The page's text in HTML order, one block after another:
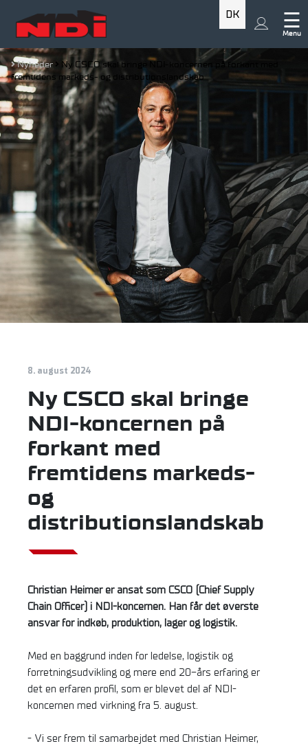
☰
Menu
DK
Nyheder
Ny CSCO skal bringe NDI-koncernen på forkant med
fremtidens markeds- og distributionslandskab
8. august 2024
Ny CSCO skal bringe
NDI-koncernen på
forkant med
fremtidens markeds-
og
distributionslandskab
Christian Heimer er ansat som CSCO (Chief Supply
Chain Officer) i NDI-koncernen. Han får det øverste
ansvar for indkøb, produktion, lager og logistik.
Med en baggrund inden for ledelse, logistik og
forretningsudvikling og mere end 20-års erfaring er
det en erfaren profil, som er blevet del af NDI-
koncernen med virkning fra 5. august.
- Vi ser frem til samarbejdet med Christian Heimer,